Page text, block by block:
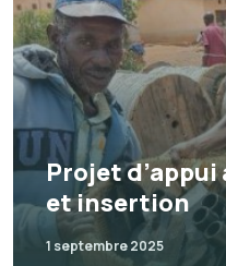
Projet
et insertion
1 septembre 2025